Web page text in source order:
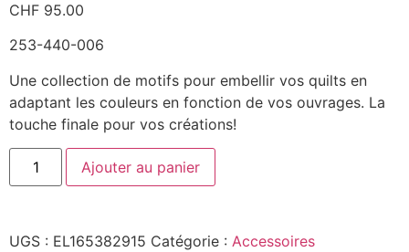
CHF 95.00
253-440-006
Une collection de motifs pour embellir vos quilts en
adaptant les couleurs en fonction de vos ouvrages. La
touche finale pour vos créations!
Ajouter au panier
UGS : EL165382915 Catégorie : Accessoires